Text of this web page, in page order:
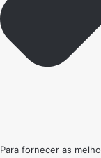
Para fornecer as